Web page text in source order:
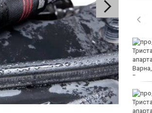
Разнопосочно се
движат цените на едро
на основни хранителни
стоки
32-ма души са ранени в
катастрофи през